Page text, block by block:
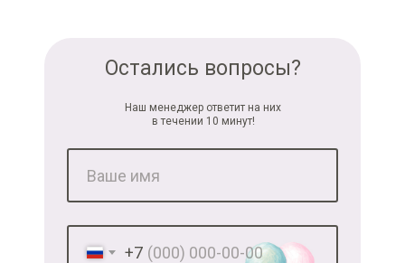
+7
Остались вопросы?
Наш менеджер ответит на них
в течении 10 минут!